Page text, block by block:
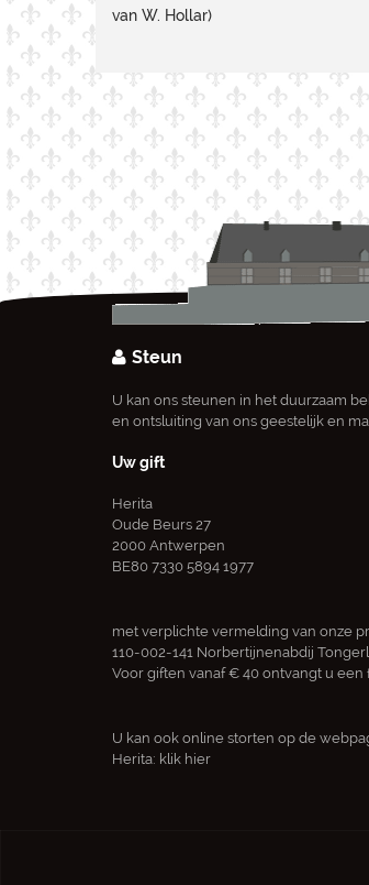
van W. Hollar)
Steun
U kan ons steunen in het duurzaam
en ontsluiting van ons geestelijk en
Uw gift
Herita
Oude Beurs 27
2000 Antwerpen
BE80 7330 5894 1977
met verplichte vermelding van onze
110-002-141 Norbertijnenabdij
Voor giften vanaf € 40 ontvangt u een
U kan ook online storten op de
Herita: klik hier